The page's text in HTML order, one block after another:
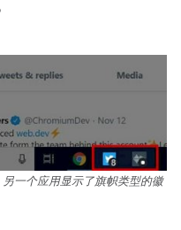
一个应用显示了旗帜类型的徽